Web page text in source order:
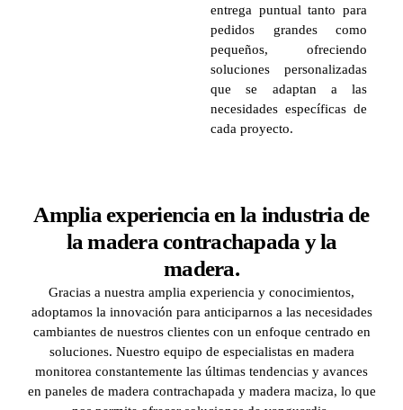
entrega puntual tanto para
pedidos grandes como
pequeños, ofreciendo
soluciones personalizadas
que se adaptan a las
necesidades específicas de
cada proyecto.
Amplia experiencia en la industria de
la madera contrachapada y la
madera.
Gracias a nuestra amplia experiencia y conocimientos,
adoptamos la innovación para anticiparnos a las necesidades
cambiantes de nuestros clientes con un enfoque centrado en
soluciones. Nuestro equipo de especialistas en madera
monitorea constantemente las últimas tendencias y avances
en paneles de madera contrachapada y madera maciza, lo que